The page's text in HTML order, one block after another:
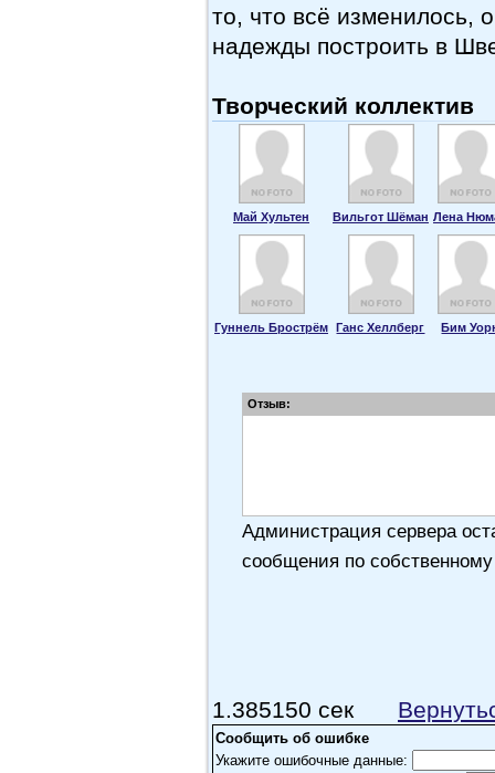
то, что всё изменилось,
надежды построить в
Творческий коллектив
Май Хультен Вильгот Шёман Лена
Гуннель Брострём Ганс Хеллберг Бим
Отзыв:
Администрация сервера
сообщения по
1.385150 сек
Сообщить об ошибке
Укажите ошибочные данные: